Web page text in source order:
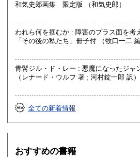
和気史郎画集 限定版 （和気史郎）
われら何を掴むか : 障害のプラス面を
「その後の私たち」冊子付 （牧口
青髯ジル・ド・レー : 悪魔になったジャ
（レナード・ウルフ 著 ; 河村錠一郎 訳）
全ての新着情報
おすすめの書籍